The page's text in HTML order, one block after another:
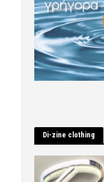
Di-zine clothing